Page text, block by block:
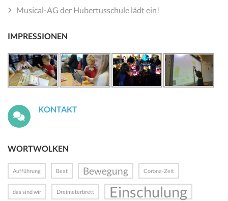
Musical-AG der Hubertusschule lädt ein!
IMPRESSIONEN
KONTAKT
WORTWOLKEN
Aufführung Beat Bewegung Corona-Zeit
das sind wir Dreimeterbrett Einschulung